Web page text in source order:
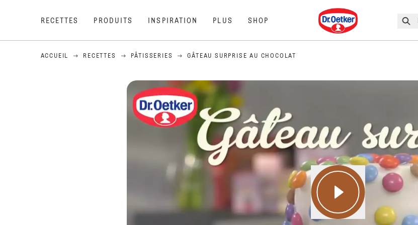
RECETTES PRODUITS INSPIRATION PLUS SHOP
Dr. Oetker
ACCUEIL RECETTES PÂTISSERIES GÂTEAU SURPRISE AU CHOCOLAT